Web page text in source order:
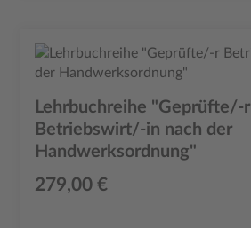
Lehrbuchreihe "Geprüfte/-r
Betriebswirt/-in nach der
Handwerksordnung"
279,00 €